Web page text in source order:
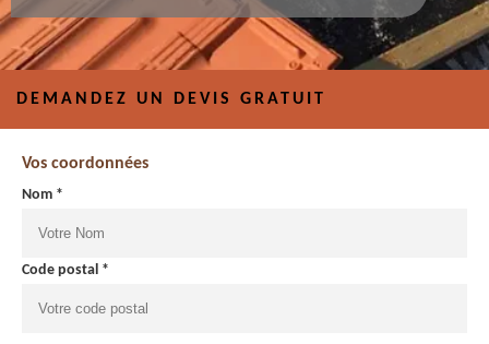
DEMANDEZ UN DEVIS GRATUIT
Vos coordonnées
Nom *
Code postal *